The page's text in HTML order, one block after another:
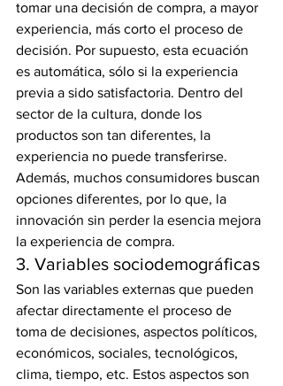
tomar una decisión de compra, a mayor
experiencia, más corto el proceso de
decisión. Por supuesto, esta ecuación
es automática, sólo si la experiencia
previa a sido satisfactoria. Dentro del
sector de la cultura, donde los
productos son tan diferentes, la
experiencia no puede transferirse.
Además, muchos consumidores buscan
opciones diferentes, por lo que, la
innovación sin perder la esencia mejora
la experiencia de compra.
3. Variables sociodemográficas
Son las variables externas que pueden
afectar directamente el proceso de
toma de decisiones, aspectos políticos,
económicos, sociales, tecnológicos,
clima, tiempo, etc. Estos aspectos son